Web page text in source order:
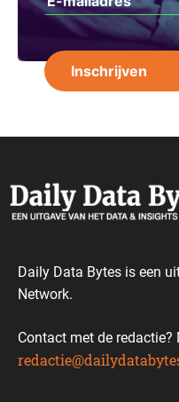
Daily Data Bytes is een
Network.
Contact met de redactie?